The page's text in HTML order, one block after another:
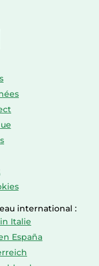
international :
Italie
España